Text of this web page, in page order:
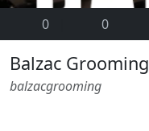
0 0
Balzac Grooming
balzacgrooming